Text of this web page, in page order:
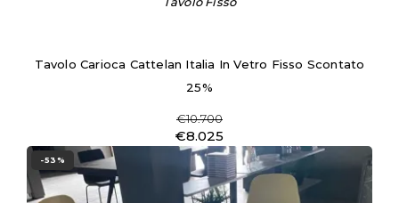
Tavolo Carioca Cattelan Italia In Vetro Fisso Scontato
25%
€10.700
€8.025
-53%